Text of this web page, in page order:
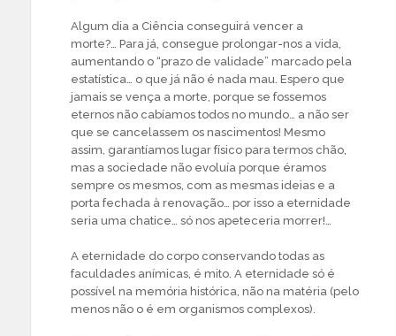
Algum dia a Ciência conseguirá vencer a
morte?… Para já, consegue prolongar-nos a vida,
aumentando o “prazo de validade” marcado pela
estatística… o que já não é nada mau. Espero que
jamais se vença a morte, porque se fossemos
eternos não cabíamos todos no mundo… a não ser
que se cancelassem os nascimentos! Mesmo
assim, garantíamos lugar físico para termos chão,
mas a sociedade não evoluía porque éramos
sempre os mesmos, com as mesmas ideias e a
porta fechada à renovação… por isso a eternidade
seria uma chatice… só nos apeteceria morrer!…
A eternidade do corpo conservando todas as
faculdades anímicas, é mito. A eternidade só é
possível na memória histórica, não na matéria (pelo
menos não o é em organismos complexos).